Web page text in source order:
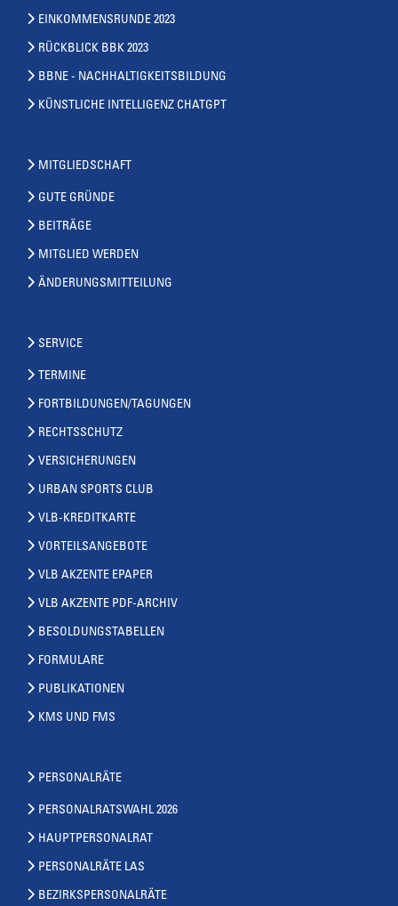
EINKOMMENSRUNDE 2023
RÜCKBLICK BBK 2023
BBNE - NACHHALTIGKEITSBILDUNG
KÜNSTLICHE INTELLIGENZ CHATGPT
MITGLIEDSCHAFT
GUTE GRÜNDE
BEITRÄGE
MITGLIED WERDEN
ÄNDERUNGSMITTEILUNG
SERVICE
TERMINE
FORTBILDUNGEN/TAGUNGEN
RECHTSSCHUTZ
VERSICHERUNGEN
URBAN SPORTS CLUB
VLB-KREDITKARTE
VORTEILSANGEBOTE
VLB AKZENTE EPAPER
VLB AKZENTE PDF-ARCHIV
BESOLDUNGSTABELLEN
FORMULARE
PUBLIKATIONEN
KMS UND FMS
PERSONALRÄTE
PERSONALRATSWAHL 2026
HAUPTPERSONALRAT
PERSONALRÄTE LAS
BEZIRKSPERSONALRÄTE